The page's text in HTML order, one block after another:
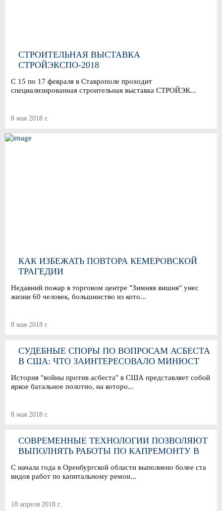
СТРОИТЕЛЬНАЯ ВЫСТАВКА
СТРОЙЭКСПО-2018
С 15 по 17 февраля в Ставрополе проходит
специализированная строительная выставка СТРОЙЭК...
8 мая 2018 г.
КАК ИЗБЕЖАТЬ ПОВТОРА КЕМЕРОВСКОЙ
ТРАГЕДИИ
Недавний пожар в торговом центре "Зимняя вишня" унес
жизни 60 человек, большинство из кото...
8 мая 2018 г.
СУДЕБНЫЕ СПОРЫ ПО ВОПРОСАМ АСБЕСТА
В США: ЧТО ЗАИНТЕРЕСОВАЛО МИНЮСТ
История "войны против асбеста" в США представляет собой
яркое батальное полотно, на которо...
8 мая 2018 г.
СОВРЕМЕННЫЕ ТЕХНОЛОГИИ ПОЗВОЛЯЮТ
ВЫПОЛНЯТЬ РАБОТЫ ПО КАПРЕМОНТУ В
С начала года в Оренбургской области выполнено более ста
видов работ по капитальному ремон...
18 апреля 2018 г.